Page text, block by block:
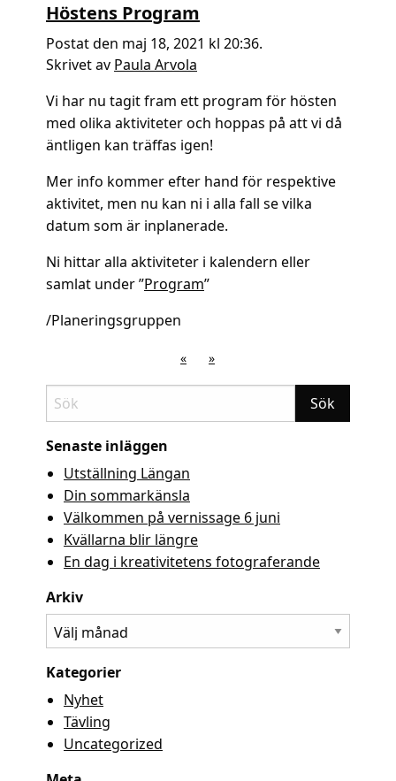
Höstens Program
Postat den maj 18, 2021 kl 20:36.
Skrivet av Paula Arvola
Vi har nu tagit fram ett program för hösten
med olika aktiviteter och hoppas på att vi då
äntligen kan träffas igen!
Mer info kommer efter hand för respektive
aktivitet, men nu kan ni i alla fall se vilka
datum som är inplanerade.
Ni hittar alla aktiviteter i kalendern eller
samlat under ”Program”
/Planeringsgruppen
« »
Senaste inläggen
Utställning Längan
Din sommarkänsla
Välkommen på vernissage 6 juni
Kvällarna blir längre
En dag i kreativitetens fotograferande
Arkiv
Arkiv
Kategorier
Nyhet
Tävling
Uncategorized